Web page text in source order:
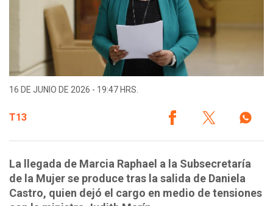
16 DE JUNIO DE 2026 - 19:47 HRS.
T13
La llegada de Marcia Raphael a la Subsecretaría
de la Mujer se produce tras la salida de Daniela
Castro, quien dejó el cargo en medio de tensiones